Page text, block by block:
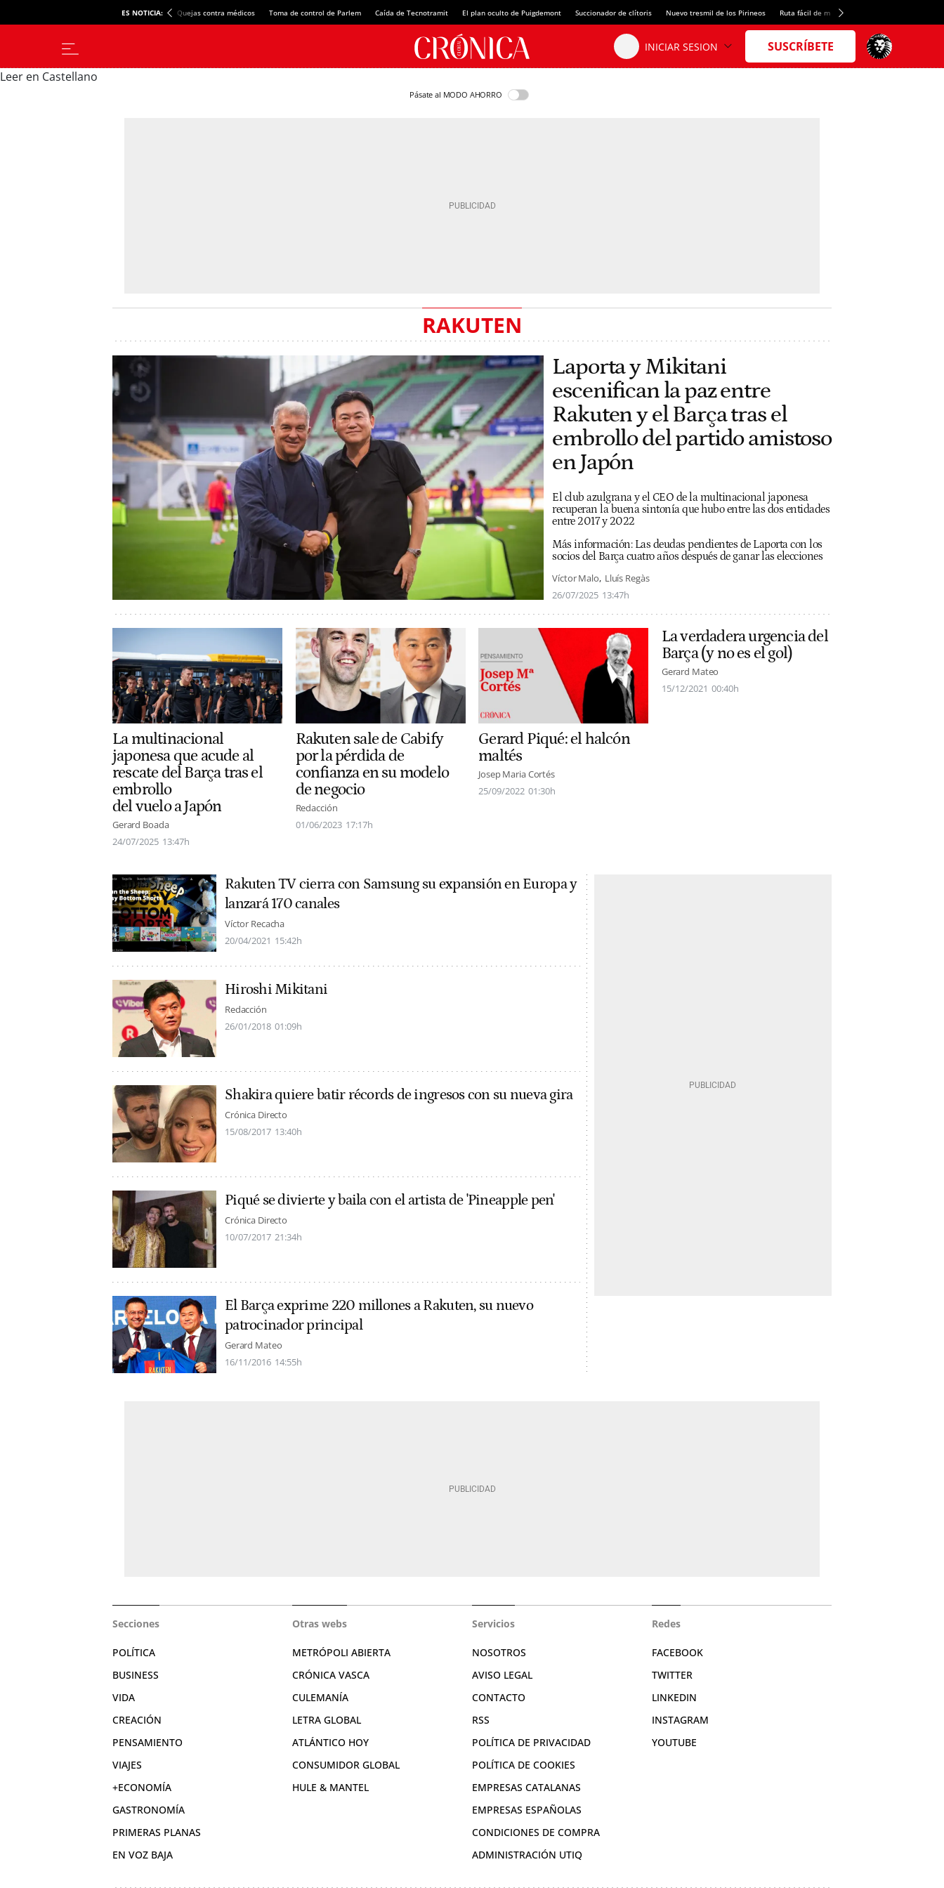
ES NOTICIA: Quejas contra médicos Toma de control de Parlem Caída de Tecnotramit El plan oculto de Puigdemont Succionador de clítoris Nuevo tresmil de los Pirineos Ruta fácil de montaña
Leer en Castellano
Pásate al MODO AHORRO
RAKUTEN
Laporta y Mikitani
escenifican la paz entre
Rakuten y el Barça tras el
embrollo del partido amistoso
en Japón
El club azulgrana y el CEO de la multinacional japonesa
recuperan la buena sintonía que hubo entre las dos entidades
entre 2017 y 2022
Más información: Las deudas pendientes de Laporta con los
socios del Barça cuatro años después de ganar las elecciones
Víctor Malo Lluís Regàs
26/07/2025 13:47h
La multinacional
japonesa que acude al
rescate del Barça tras el
embrollo
del vuelo a Japón
Gerard Boada
24/07/2025 13:47h
Rakuten sale de Cabify
por la pérdida de
confianza en su modelo
de negocio
Redacción
01/06/2023 17:17h
Gerard Piqué: el halcón
maltés
Josep Maria Cortés
25/09/2022 01:30h
La verdadera urgencia del
Barça (y no es el gol)
Gerard Mateo
15/12/2021 00:40h
Rakuten TV cierra con Samsung su expansión en Europa y
lanzará 170 canales
Víctor Recacha
20/04/2021 15:42h
Hiroshi Mikitani
Redacción
26/01/2018 01:09h
Shakira quiere batir récords de ingresos con su nueva gira
Crónica Directo
15/08/2017 13:40h
Piqué se divierte y baila con el artista de 'Pineapple pen'
Crónica Directo
10/07/2017 21:34h
El Barça exprime 220 millones a Rakuten, su nuevo
patrocinador principal
Gerard Mateo
16/11/2016 14:55h
Secciones
POLÍTICA
BUSINESS
VIDA
CREACIÓN
PENSAMIENTO
VIAJES
+ECONOMÍA
GASTRONOMÍA
PRIMERAS PLANAS
EN VOZ BAJA
Otras webs
METRÓPOLI ABIERTA
CRÓNICA VASCA
CULEMANÍA
LETRA GLOBAL
ATLÁNTICO HOY
CONSUMIDOR GLOBAL
HULE & MANTEL
Servicios
NOSOTROS
AVISO LEGAL
CONTACTO
RSS
POLÍTICA DE PRIVACIDAD
POLÍTICA DE COOKIES
EMPRESAS CATALANAS
EMPRESAS ESPAÑOLAS
CONDICIONES DE COMPRA
ADMINISTRACIÓN UTIQ
Redes
FACEBOOK
TWITTER
LINKEDIN
INSTAGRAM
YOUTUBE